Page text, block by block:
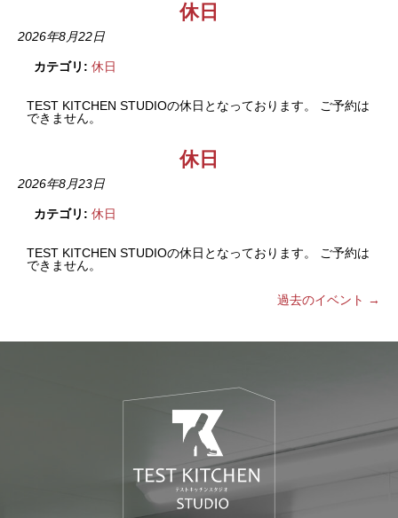
休日
2026年8月22日
カテゴリ: 休日
TEST KITCHEN STUDIOの休日となっております。 ご予約は
できません。
休日
2026年8月23日
カテゴリ: 休日
TEST KITCHEN STUDIOの休日となっております。 ご予約は
できません。
過去のイベント →